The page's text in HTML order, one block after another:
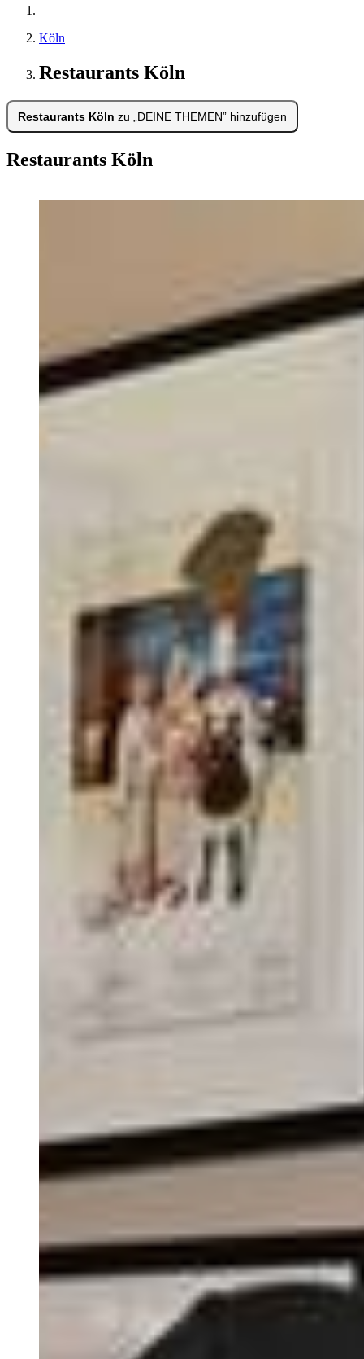
Köln
Restaurants Köln
Restaurants Köln zu „DEINE THEMEN” hinzufügen
Restaurants Köln